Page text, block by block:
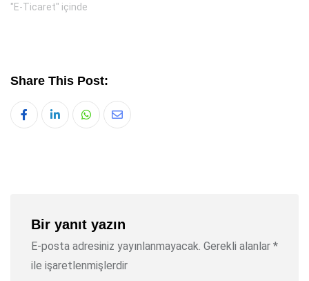
"E-Ticaret" içinde
Share This Post:
Whatsapp
Share
Bir yanıt yazın
E-posta adresiniz yayınlanmayacak. Gerekli alanlar *
ile işaretlenmişlerdir